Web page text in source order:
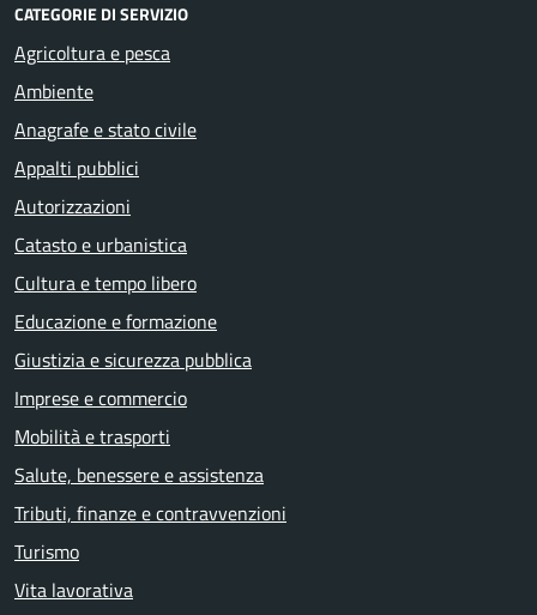
CATEGORIE DI SERVIZIO
Agricoltura e pesca
Ambiente
Anagrafe e stato civile
Appalti pubblici
Autorizzazioni
Catasto e urbanistica
Cultura e tempo libero
Educazione e formazione
Giustizia e sicurezza pubblica
Imprese e commercio
Mobilità e trasporti
Salute, benessere e assistenza
Tributi, finanze e contravvenzioni
Turismo
Vita lavorativa